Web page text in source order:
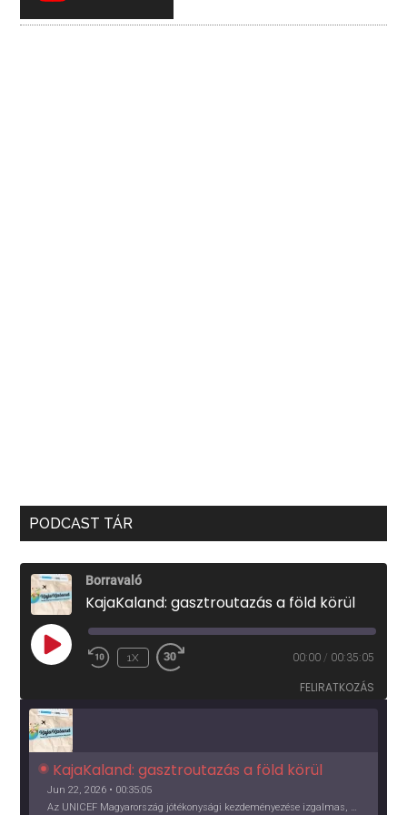
PODCAST TÁR
Borravaló
KajaKaland: gasztroutazás a föld körül
PLAY
EPISODE
1X 00:00 / 00:35:05
FELIRATKOZÁS
KajaKaland: gasztroutazás a föld körül
Jun 22, 2026 • 00:35:05
Az UNICEF Magyarország jótékonysági kezdeményezése izgalmas, egész éves világkörüli ízutazásra hív, igazi családi program és gasztroedukáció, illetve segítség a rászorulóknak is egyben.